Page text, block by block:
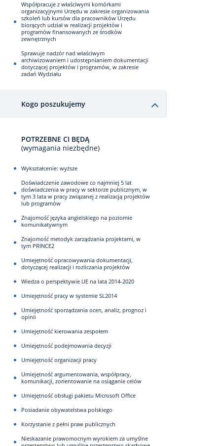
Współpracuje z właściwymi komórkami
organizacyjnymi Urzędu w zakresie organizowania
szkoleń lub kursów dla pracowników Urzędu
biorących udział w realizacji projektów i
programów finansowanych ze środków
zewnętrznych
Sprawuje nadzór nad właściwym
archiwizowaniem i udostępnianiem dokumentacji
dotyczącej projektów i programów, w zakresie
zadań Wydziału
Kogo poszukujemy
POTRZEBNE CI BĘDĄ
(wymagania niezbędne)
Wykształcenie: wyższe
Doświadczenie zawodowe co najmniej 5 lat
doświadczenia w pracy w sektorze publicznym, w
tym 3 lata w pracy związanej z realizacją projektów
lub programów
Znajomość języka angielskiego na poziomie
komunikatywnym
Znajomość metodyk zarządzania projektami, w
tym PRINCE2
Umiejętność opracowywania dokumentacji,
dotyczącej realizacji i rozliczania projektów
Wiedza o perspektywie UE na lata 2014-2020
Umiejętność pracy w systemie SL2014
Umiejętność sporządzania ocen, analiz, prognoz i
opinii
Umiejętność kierowania zespołem
Umiejętność podejmowania decyzji
Umiejętność organizacji pracy
Umiejętność argumentowania, współpracy,
komunikacji, zorientowanie na osiąganie celów
Umiejętność obsługi pakietu Microsoft Office
Posiadanie obywatelstwa polskiego
Korzystanie z pełni praw publicznych
Nieskazanie prawomocnym wyrokiem za umyślne